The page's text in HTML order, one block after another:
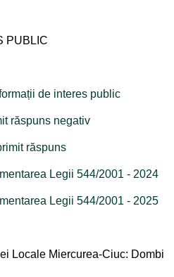
PUBLIC
de interes public
răspuns negativ
răspuns
Legii 544/2001 - 2024
Legii 544/2001 - 2025
Locale Miercurea-Ciuc: Dombi